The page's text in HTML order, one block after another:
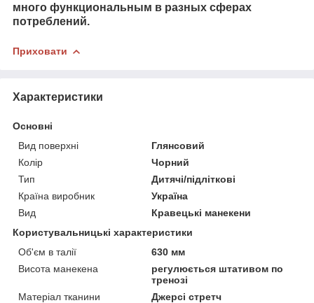
много функциональным в разных сферах
потреблений.
Приховати
Характеристики
Основні
Вид поверхні
Глянсовий
Колір
Чорний
Тип
Дитячі/підліткові
Країна виробник
Україна
Вид
Кравецькі манекени
Користувальницькі характеристики
Об'єм в талії
630 мм
Висота манекена
регулюється штативом по
тренозі
Матеріал тканини
Джерсі стретч